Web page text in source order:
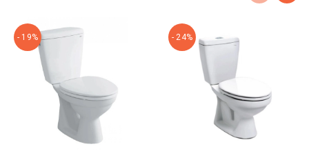
- 19% - 24%